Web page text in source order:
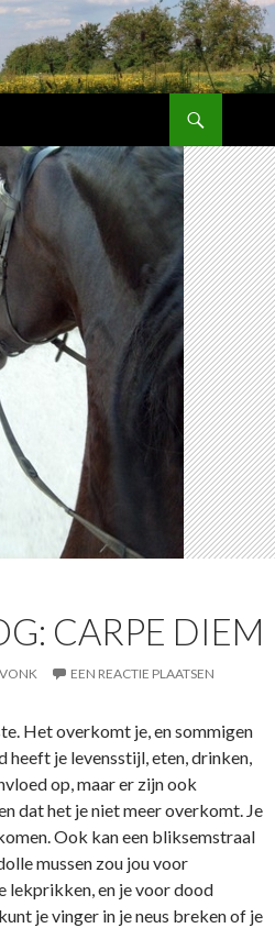
CARPE DIEM
EEN REACTIE PLAATSEN
Het overkomt je, en sommigen
je levensstijl, eten, drinken,
op, maar er zijn ook
dat het je niet meer overkomt. Je
Ook kan een bliksemstraal
mussen zou jou voor
lekprikken, en je voor dood
je vinger in je neus breken of je